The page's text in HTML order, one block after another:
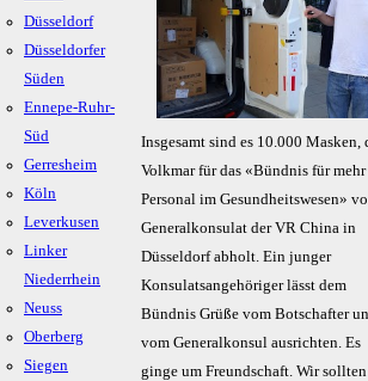
Düsseldorf
Düsseldorfer
Süden
Ennepe-Ruhr-
Süd
Gerresheim
Köln
Leverkusen
Linker
Niederrhein
Neuss
Oberberg
Siegen
Insgesamt sind es 10.000 Masken,
Volkmar für das «Bündnis für mehr
Personal im Gesundheitswesen»
Generalkonsulat der VR China in
Düsseldorf abholt. Ein junger
Konsulatsangehöriger lässt dem
Bündnis Grüße vom Botschafter
vom Generalkonsul ausrichten. Es
ginge um Freundschaft. Wir sollten